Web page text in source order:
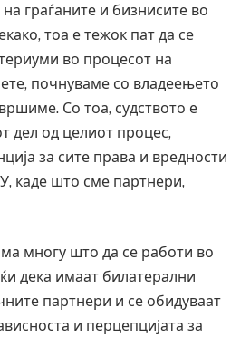
граѓаните и бизнисите во
тоа е тежок пат да се
во процесот на
почнуваме со владеењето
Со тоа, судството е
дел од целиот процес,
за сите права и вредности
каде што сме партнери,
многу што да се работи во
дека имаат билатерални
партнери и се обидуваат
и перцепцијата за